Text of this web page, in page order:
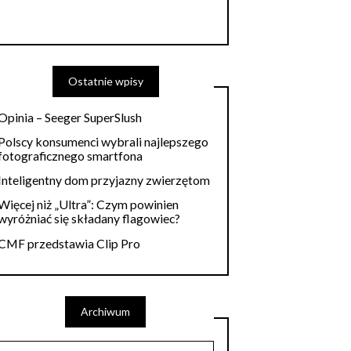
Ostatnie wpisy
– Seeger SuperSlush
konsumenci wybrali najlepszego
smartfona
dom przyjazny zwierzętom
niż „Ultra”: Czym powinien
się składany flagowiec?
przedstawia Clip Pro
Archiwum